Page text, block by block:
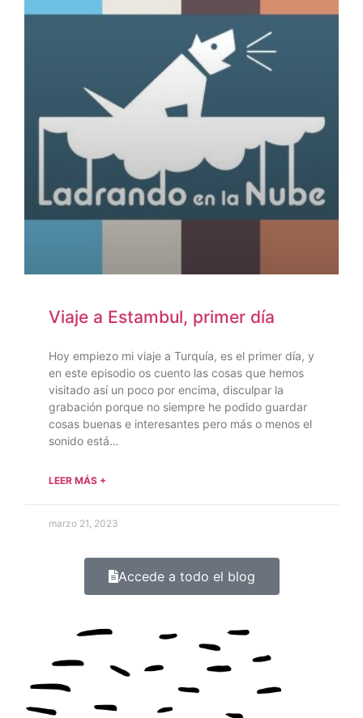
Viaje a Estambul, primer día
Hoy empiezo mi viaje a Turquía, es el primer día, y
en este episodio os cuento las cosas que hemos
visitado así un poco por encima, disculpar la
grabación porque no siempre he podido guardar
cosas buenas e interesantes pero más o menos el
sonido está…
LEER MÁS +
marzo 21, 2023
Accede a todo el blog